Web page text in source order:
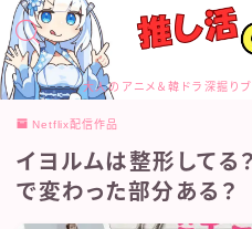
大人のアニメ＆韓ドラ深掘り
MENU
カテゴリー
サイトマップ
トップページ
Netflix配信作品
イヨルムは整形してる
で変わった部分ある？